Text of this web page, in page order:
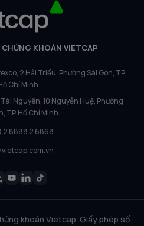
KHOÁN VIETCAP
2 Hải Triều, Phường Sài Gòn, TP.
Chí Minh
Nguyên, 10 Nguyễn Huệ, Phường
TP. Hồ Chí Minh
2 8888 2 6868
khoán Vietcap. Giấy phép số